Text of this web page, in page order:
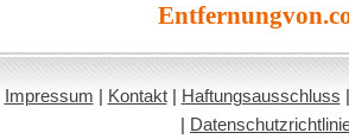
Impressum | Kontakt| Haftungsausschluss |
|